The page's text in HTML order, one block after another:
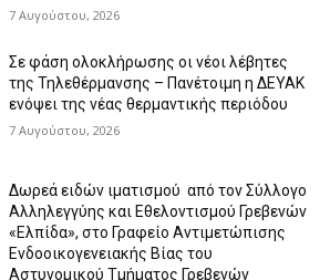
7 Αυγούστου, 2026
Σε φάση ολοκλήρωσης οι νέοι λέβητες
της Τηλεθέρμανσης – Πανέτοιμη η ΔΕΥΑΚ
ενόψει της νέας θερμαντικής περιόδου
7 Αυγούστου, 2026
Δωρεά ειδών ιματισμού από τον Σύλλογο
Αλληλεγγύης και Εθελοντισμού Γρεβενών
«Ελπίδα», στο Γραφείο Αντιμετώπισης
Ενδοοικογενειακής Βίας του
Αστυνομικού Τμήματος Γρεβενών